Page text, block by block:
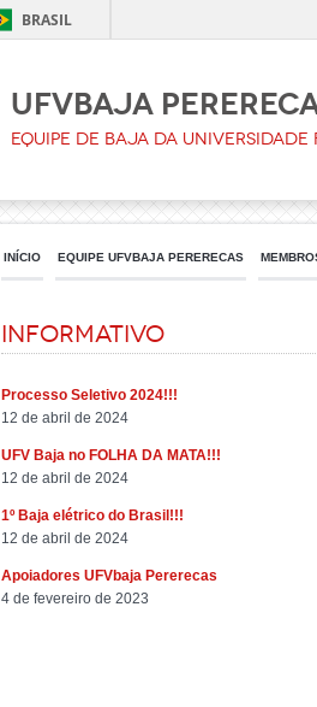
BRASIL
UFVbaja
Equipe de baja da
INÍCIO EQUIPE UFVBAJA PERERECAS
Informativo
Processo Seletivo 2024!!!
12 de abril de 2024
UFV Baja no FOLHA DA MATA!!!
12 de abril de 2024
1º Baja elétrico do Brasil!!!
12 de abril de 2024
Apoiadores UFVbaja Pererecas
4 de fevereiro de 2023